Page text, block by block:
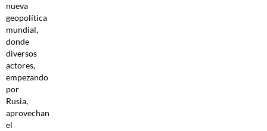
nueva
geopolítica
mundial,
donde
diversos
actores,
empezando
por
Rusia,
aprovechan
el